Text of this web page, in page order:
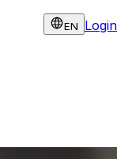
EN Login